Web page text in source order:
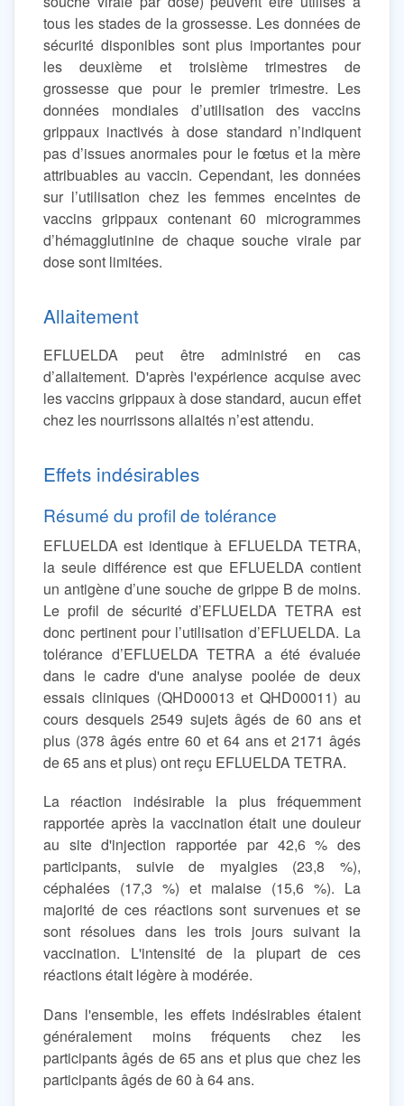
tous les stades de la grossesse. Les données de
sécurité disponibles sont plus importantes pour
les deuxième et troisième trimestres de
grossesse que pour le premier trimestre. Les
données mondiales d’utilisation des vaccins
grippaux inactivés à dose standard n’indiquent
pas d’issues anormales pour le fœtus et la mère
attribuables au vaccin. Cependant, les données
sur l’utilisation chez les femmes enceintes de
vaccins grippaux contenant 60 microgrammes
d’hémagglutinine de chaque souche virale par
dose sont limitées.
Allaitement
EFLUELDA peut être administré en cas
d’allaitement. D'après l'expérience acquise avec
les vaccins grippaux à dose standard, aucun effet
chez les nourrissons allaités n’est attendu.
Effets indésirables
Résumé du profil de tolérance
EFLUELDA est identique à EFLUELDA TETRA,
la seule différence est que EFLUELDA contient
un antigène d’une souche de grippe B de moins.
Le profil de sécurité d’EFLUELDA TETRA est
donc pertinent pour l’utilisation d’EFLUELDA. La
tolérance d’EFLUELDA TETRA a été évaluée
dans le cadre d'une analyse poolée de deux
essais cliniques (QHD00013 et QHD00011) au
cours desquels 2549 sujets âgés de 60 ans et
plus (378 âgés entre 60 et 64 ans et 2171 âgés
de 65 ans et plus) ont reçu EFLUELDA TETRA.
La réaction indésirable la plus fréquemment
rapportée après la vaccination était une douleur
au site d'injection rapportée par 42,6 % des
participants, suivie de myalgies (23,8 %),
céphalées (17,3 %) et malaise (15,6 %). La
majorité de ces réactions sont survenues et se
sont résolues dans les trois jours suivant la
vaccination. L'intensité de la plupart de ces
réactions était légère à modérée.
Dans l'ensemble, les effets indésirables étaient
généralement moins fréquents chez les
participants âgés de 65 ans et plus que chez les
participants âgés de 60 à 64 ans.